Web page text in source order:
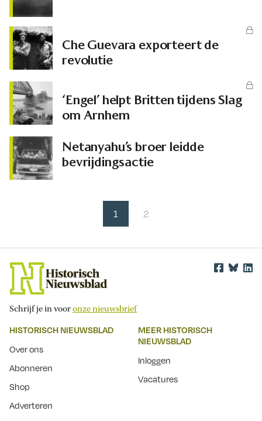
Che Guevara exporteert de
revolutie
‘Engel’ helpt Britten tijdens Slag
om Arnhem
Netanyahu’s broer leidde
bevrijdingsactie
1 2
Schrijf je in vooronze nieuwsbrief
HISTORISCH NIEUWSBLAD
Over ons
Abonneren
Shop
Adverteren
MEER HISTORISCH
NIEUWSBLAD
Inloggen
Vacatures